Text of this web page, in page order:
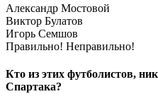
Александр Мостовой
Виктор Булатов
Игорь Семшов
Правильно! Неправильно!
Кто из этих футболистов,
Спартака?